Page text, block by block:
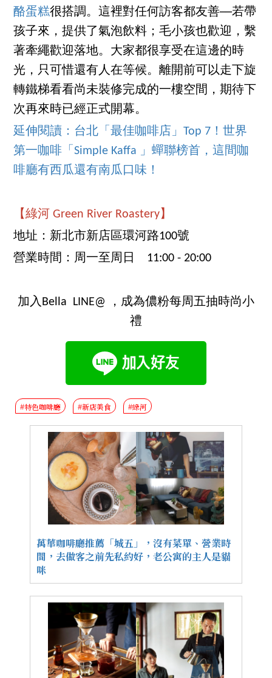
酪蛋糕很搭調。這裡對任何訪客都友善──若帶
孩子來，提供了氣泡飲料；毛小孩也歡迎，繫
著牽繩歡迎落地。大家都很享受在這邊的時
光，只可惜還有人在等候。離開前可以走下旋
轉鐵梯看看尚未裝修完成的一樓空間，期待下
次再來時已經正式開幕。
延伸閱讀：台北「最佳咖啡店」Top 7！世界
第一咖啡「Simple Kaffa 」蟬聯榜首，這間咖
啡廳有西瓜還有南瓜口味！
【綠河 Green River Roastery】
地址：新北市新店區環河路100號
營業時間：周一至周日 11:00 - 20:00
加入Bella LINE@ ，成為儂粉每周五抽時尚小
禮
#特色咖啡廳 #新店美食 #綠河
萬華咖啡廳推薦「城五」，沒有菜單、營業時
間，去做客之前先私約好，老公寓的主人是貓
咪